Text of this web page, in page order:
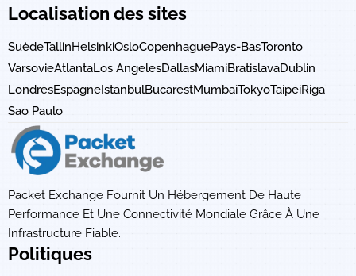
Localisation des sites
SuèdeTallinHelsinkiOsloCopenhaguePays-BasToronto
VarsovieAtlantaLos AngelesDallasMiamiBratislavaDublin
LondresEspagne IstanbulBucarestMumbaiTokyoTaipeiRiga
Sao Paulo
Packet Exchange Fournit Un Hébergement De Haute
Performance Et Une Connectivité Mondiale Grâce À Une
Infrastructure Fiable.
Politiques